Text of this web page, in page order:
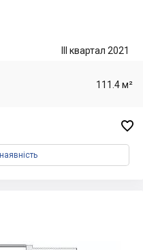
III квартал 2021
111.4 м²
